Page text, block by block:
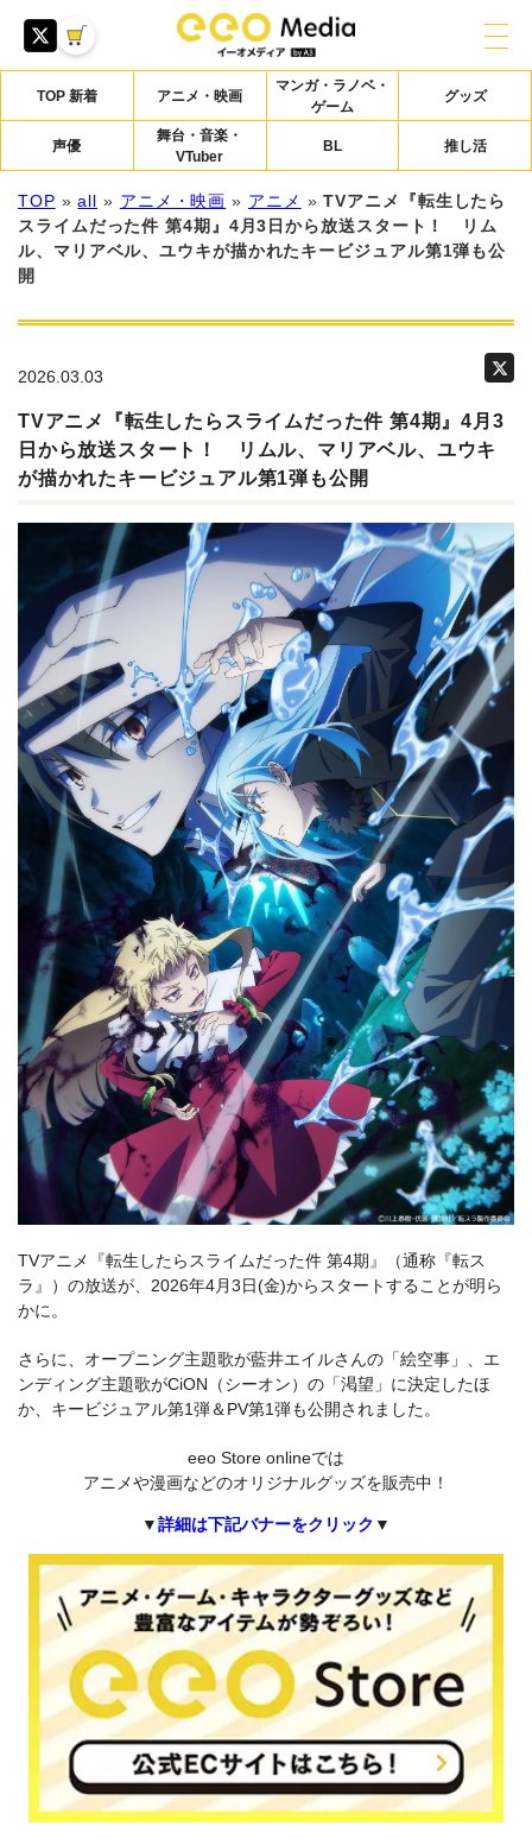
TOP 新着 アニメ・映画
マンガ・ラノベ・
ゲーム
グッズ
声優
舞台・音楽・
VTuber
BL 推し活
TOP »all » アニメ・映画 » アニメ »TVアニメ『転生したら
スライムだった件 第4期』4月3日から放送スタート！ リム
ル、マリアベル、ユウキが描かれたキービジュアル第1弾も公
開
2026.03.03
TVアニメ『転生したらスライムだった件 第4期』4月3
日から放送スタート！ リムル、マリアベル、ユウキ
が描かれたキービジュアル第1弾も公開
TVアニメ『転生したらスライムだった件 第4期』（通称『転ス
ラ』）の放送が、2026年4月3日(金)からスタートすることが明ら
かに。
さらに、オープニング主題歌が藍井エイルさんの「絵空事」、エ
ンディング主題歌がCiON（シーオン）の「渇望」に決定したほ
か、キービジュアル第1弾＆PV第1弾も公開されました。
eeo Store onlineでは
アニメや漫画などのオリジナルグッズを販売中！
▼詳細は下記バナーをクリック ▼